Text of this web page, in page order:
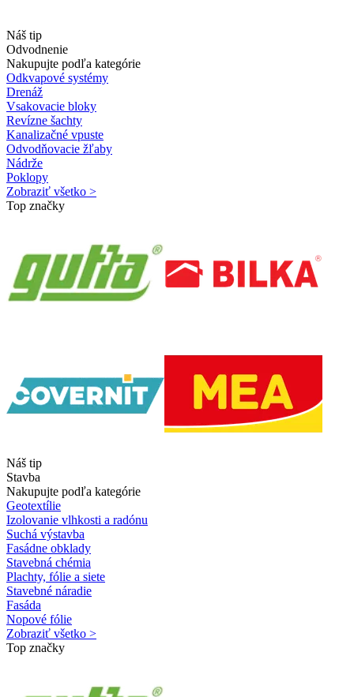
Náš tip
Odvodnenie
Nakupujte podľa kategórie
Odkvapové systémy
Drenáž
Vsakovacie bloky
Revízne šachty
Kanalizačné vpuste
Odvodňovacie žľaby
Nádrže
Poklopy
Zobraziť všetko >
Top značky
Náš tip
Stavba
Nakupujte podľa kategórie
Geotextílie
Izolovanie vlhkosti a radónu
Suchá výstavba
Fasádne obklady
Stavebná chémia
Plachty, fólie a siete
Stavebné náradie
Fasáda
Nopové fólie
Zobraziť všetko >
Top značky